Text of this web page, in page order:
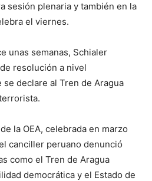
sesión plenaria y también en la
el viernes.
unas semanas, Schialer
resolución a nivel
declare al Tren de Aragua
la OEA, celebrada en marzo
canciller peruano denunció
como el Tren de Aragua
democrática y el Estado de